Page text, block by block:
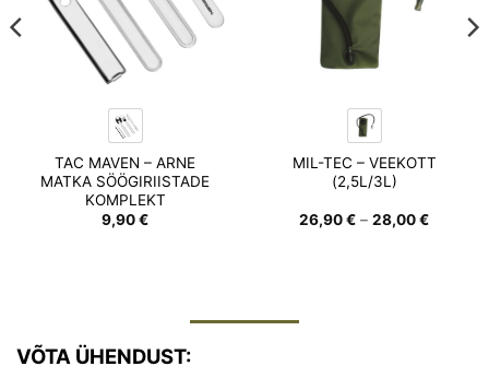
TAC MAVEN – ARNE
MATKA SÖÖGIRIISTADE
KOMPLEKT
9,90€
MIL-TEC – VEEKOTT
(2,5L/3L)
26,90€ – 28,00€
VÕTA ÜHENDUST: